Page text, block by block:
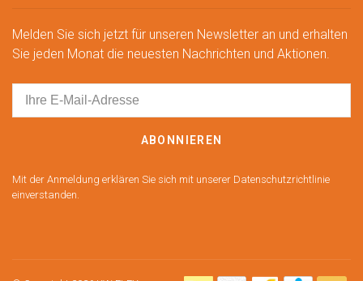
Melden Sie sich jetzt für unseren Newsletter an und erhalten
Sie jeden Monat die neuesten Nachrichten und Aktionen.
ABONNIEREN
Mit der Anmeldung erklären Sie sich mit unserer Datenschutzrichtlinie
einverstanden.